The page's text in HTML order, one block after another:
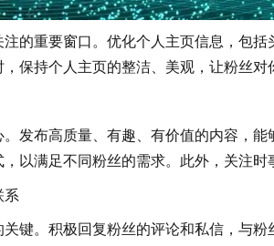
要窗口。优化个人主页信息，包括
，保持个人主页的整洁、美观，让粉丝对
布高质量、有趣、有价值的内容，
，以满足不同粉丝的需求。此外，关注时
系
。积极回复粉丝的评论和私信，与粉